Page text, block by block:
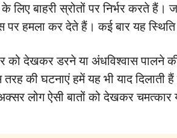
बाहरी स्रोतों पर निर्भर करते हैं।
हमला कर देते हैं। कई बार यह स्थिति
को देखकर डरने या अंधविश्वास
तरह की घटनाएं हमें यह भी याद
लोग ऐसी बातों को देखकर